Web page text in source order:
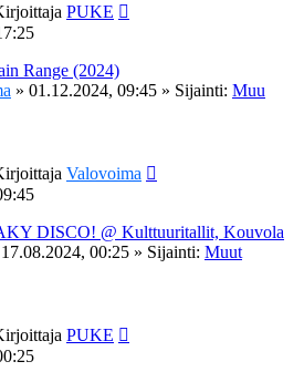
PUKE
Range (2024)
» 01.12.2024, 09:45 » Sijainti: Muu
Valovoima
DISCO! @ Kulttuuritallit, Kouvola
17.08.2024, 00:25 » Sijainti: Muut
PUKE